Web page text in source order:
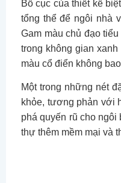
Bố cục của thiết kế
tổng thể để ngôi nhà
Gam màu chủ đạo
trong không gian
màu cổ điển không
Một trong những nét
khỏe, tương phản với
phá quyến rũ cho
thự thêm mềm mại và